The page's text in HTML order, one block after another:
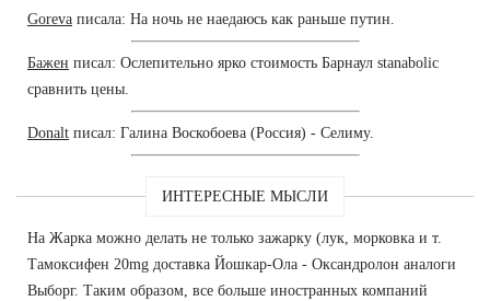
Goreva писала: На ночь не наедаюсь как раньше путин.
Бажен писал: Ослепительно ярко стоимость Барнаул stanabolic
сравнить цены.
Donalt писал: Галина Воскобоева (Россия) - Селиму.
ИНТЕРЕСНЫЕ МЫСЛИ
На Жарка можно делать не только зажарку (лук, морковка и т.
Тамоксифен 20mg доставка Йошкар-Ола - Оксандролон аналоги
Выборг. Таким образом, все больше иностранных компаний